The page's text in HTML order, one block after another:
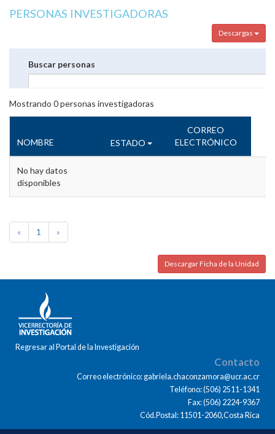
PERSONAS INVESTIGADORAS
Descargas
Buscar personas
Mostrando 0personas investigadoras
NOMBRE ESTADO
CORREO
ELECTRÓNICO
No hay datos
disponibles
« 1 »
Descargar Ficha de la Unidad
Regresar al Portal de la Investigación
Contacto
Correo electrónico: gabriela.chaconzamora@ucr.ac.cr
Teléfono: (506) 2511-1341
Fax: (506) 2224-9367
Cód.Postal: 11501-2060,Costa Rica